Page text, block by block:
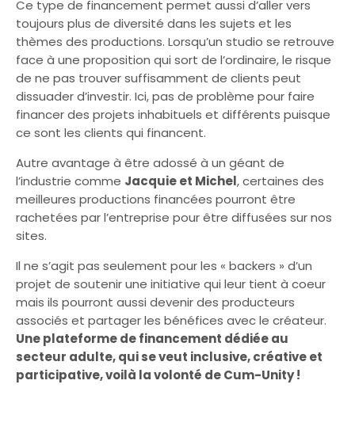
Ce type de financement permet aussi d’aller vers
toujours plus de diversité dans les sujets et les
thèmes des productions. Lorsqu’un studio se retrouve
face à une proposition qui sort de l’ordinaire, le risque
de ne pas trouver suffisamment de clients peut
dissuader d’investir. Ici, pas de problème pour faire
financer des projets inhabituels et différents puisque
ce sont les clients qui financent.
Autre avantage à être adossé à un géant de
l’industrie comme Jacquie et Michel, certaines des
meilleures productions financées pourront être
rachetées par l’entreprise pour être diffusées sur nos
sites.
Il ne s’agit pas seulement pour les « backers » d’un
projet de soutenir une initiative qui leur tient à coeur
mais ils pourront aussi devenir des producteurs
associés et partager les bénéfices avec le créateur.
Une plateforme de financement dédiée au
secteur adulte, qui se veut inclusive, créative et
participative, voilà la volonté de Cum-Unity !